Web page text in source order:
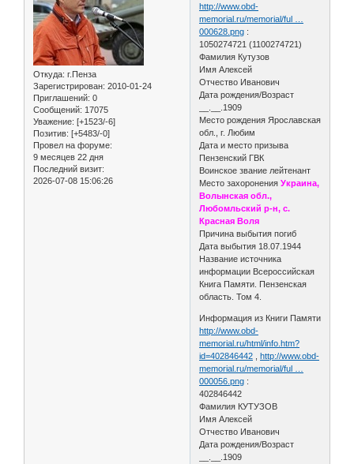
Откуда: г.Пенза
Зарегистрирован: 2010-01-24
Приглашений: 0
Сообщений: 17075
Уважение: [+1523/-6]
Позитив: [+5483/-0]
Провел на форуме:
9 месяцев 22 дня
Последний визит:
2026-07-08 15:06:26
http://www.obd-
memorial.ru/memorial/ful …
000628.png :
1050274721 (1100274721)
Фамилия Кутузов
Имя Алексей
Отчество Иванович
Дата рождения/Возраст
__.__.1909
Место рождения Ярославская
обл., г. Любим
Дата и место призыва
Пензенский ГВК
Воинское звание лейтенант
Место захороненияУкраина,
Волынская обл.,
Любомльский р-н, с.
Красная Воля
Причина выбытия погиб
Дата выбытия 18.07.1944
Название источника
информации Всероссийская
Книга Памяти. Пензенская
область. Том 4.
Информация из Книги Памяти
http://www.obd-
memorial.ru/html/info.htm?
id=402846442
http://www.obd-
memorial.ru/memorial/ful …
000056.png :
402846442
Фамилия КУТУЗОВ
Имя Алексей
Отчество Иванович
Дата рождения/Возраст
__.__.1909